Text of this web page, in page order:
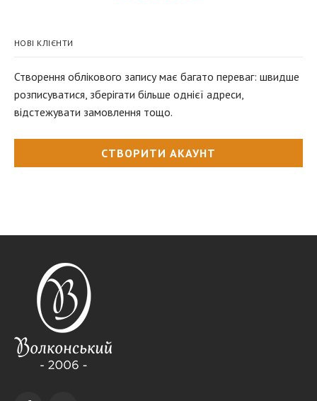
НОВІ КЛІЄНТИ
Створення облікового запису має багато переваг: швидше
розписуватися, зберігати більше однієї адреси,
відстежувати замовлення тощо.
СТВОРИТИ АКАУНТ